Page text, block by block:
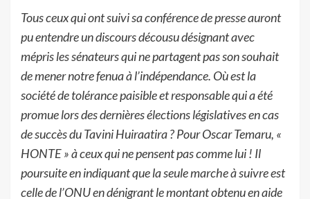
Tous ceux qui ont suivi sa conférence de presse auront
pu entendre un discours décousudésignant avec
mépris les sénateurs qui ne partagent pas son souhait
de mener notre fenua àl’indépendance. Où est la
société de tolérance paisible et responsable qui a été
promuelors des dernières élections législatives en cas
de succès du Tavini Huiraatira ? PourOscar Temaru, «
HONTE » à ceux qui ne pensent pas comme lui ! Il
poursuite en indiquant que la seule marche à suivre est
celle de l’ONU en dénigrant lemontantobtenu en aide